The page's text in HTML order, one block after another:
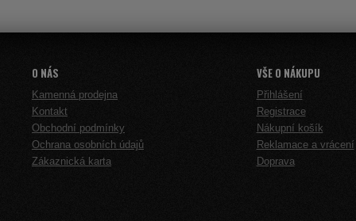
O NÁS
Kamenná prodejna
Kontakt
Obchodní podmínky
Ochrana osobních údajů
Zákaznická karta
VŠE O NÁKUPU
Přihlášení
Registrace
Nákupní košík
Reklamace a vrácení
Doprava